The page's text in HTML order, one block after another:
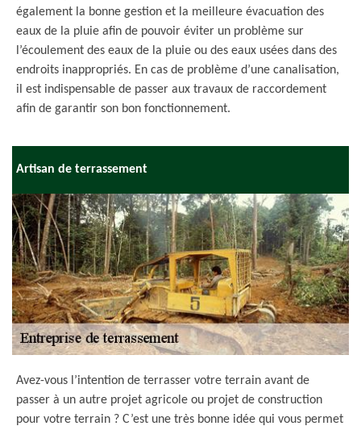
également la bonne gestion et la meilleure évacuation des
eaux de la pluie afin de pouvoir éviter un problème sur
l’écoulement des eaux de la pluie ou des eaux usées dans des
endroits inappropriés. En cas de problème d’une canalisation,
il est indispensable de passer aux travaux de raccordement
afin de garantir son bon fonctionnement.
Artisan de terrassement
Avez-vous l’intention de terrasser votre terrain avant de
passer à un autre projet agricole ou projet de construction
pour votre terrain ? C’est une très bonne idée qui vous permet